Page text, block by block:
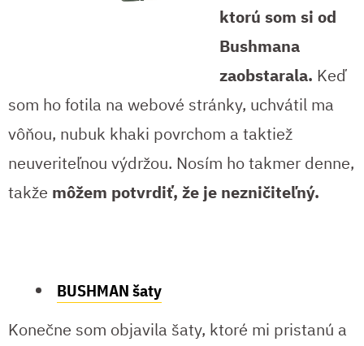
ktorú som si od
Bushmana
zaobstarala. Keď
som ho fotila na webové stránky, uchvátil ma
vôňou, nubuk khaki povrchom a taktiež
neuveriteľnou výdržou. Nosím ho takmer denne,
takže môžem potvrdiť, že je nezničiteľný.
BUSHMAN šaty
Konečne som objavila šaty, ktoré mi pristanú a